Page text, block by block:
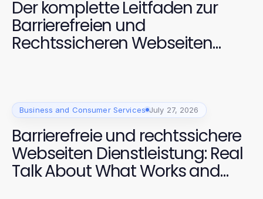
Der komplette Leitfaden zur
Barrierefreien und
Rechtssicheren Webseiten
Business and Consumer Services July 27, 2026
Barrierefreie und rechtssichere
Webseiten Dienstleistung: Real
Talk About What Works and